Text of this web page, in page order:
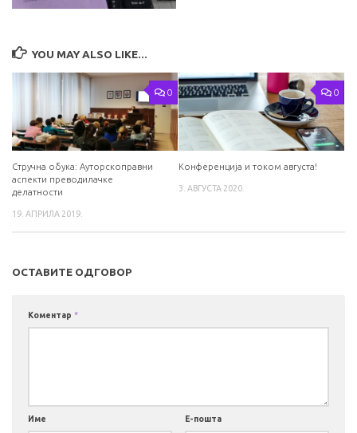
YOU MAY ALSO LIKE...
0
Стручна обука: Ауторскоправни
аспекти преводилачке
делатности
19. АПРИЛА 2019.
0
Конференција и током августа!
3. АВГУСТА 2020.
ОСТАВИТЕ ОДГОВОР
Коментар *
Име Е-пошта